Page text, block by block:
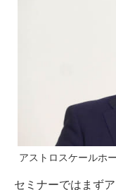
アストロスケールホ
セミナーではまず